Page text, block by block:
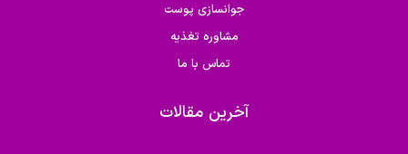
جوانسازی پوست
مشاوره تغذیه
تماس با ما
آخرین مقالات